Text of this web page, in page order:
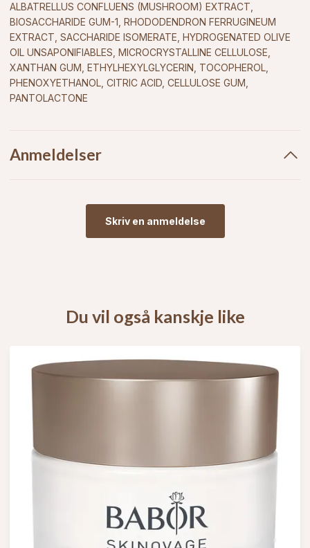
ALBATRELLUS CONFLUENS (MUSHROOM) EXTRACT,
BIOSACCHARIDE GUM-1, RHODODENDRON FERRUGINEUM
EXTRACT, SACCHARIDE ISOMERATE, HYDROGENATED OLIVE
OIL UNSAPONIFIABLES, MICROCRYSTALLINE CELLULOSE,
XANTHAN GUM, ETHYLHEXYLGLYCERIN, TOCOPHEROL,
PHENOXYETHANOL, CITRIC ACID, CELLULOSE GUM,
PANTOLACTONE
Anmeldelser
Skriv en anmeldelse
Du vil også kanskje like